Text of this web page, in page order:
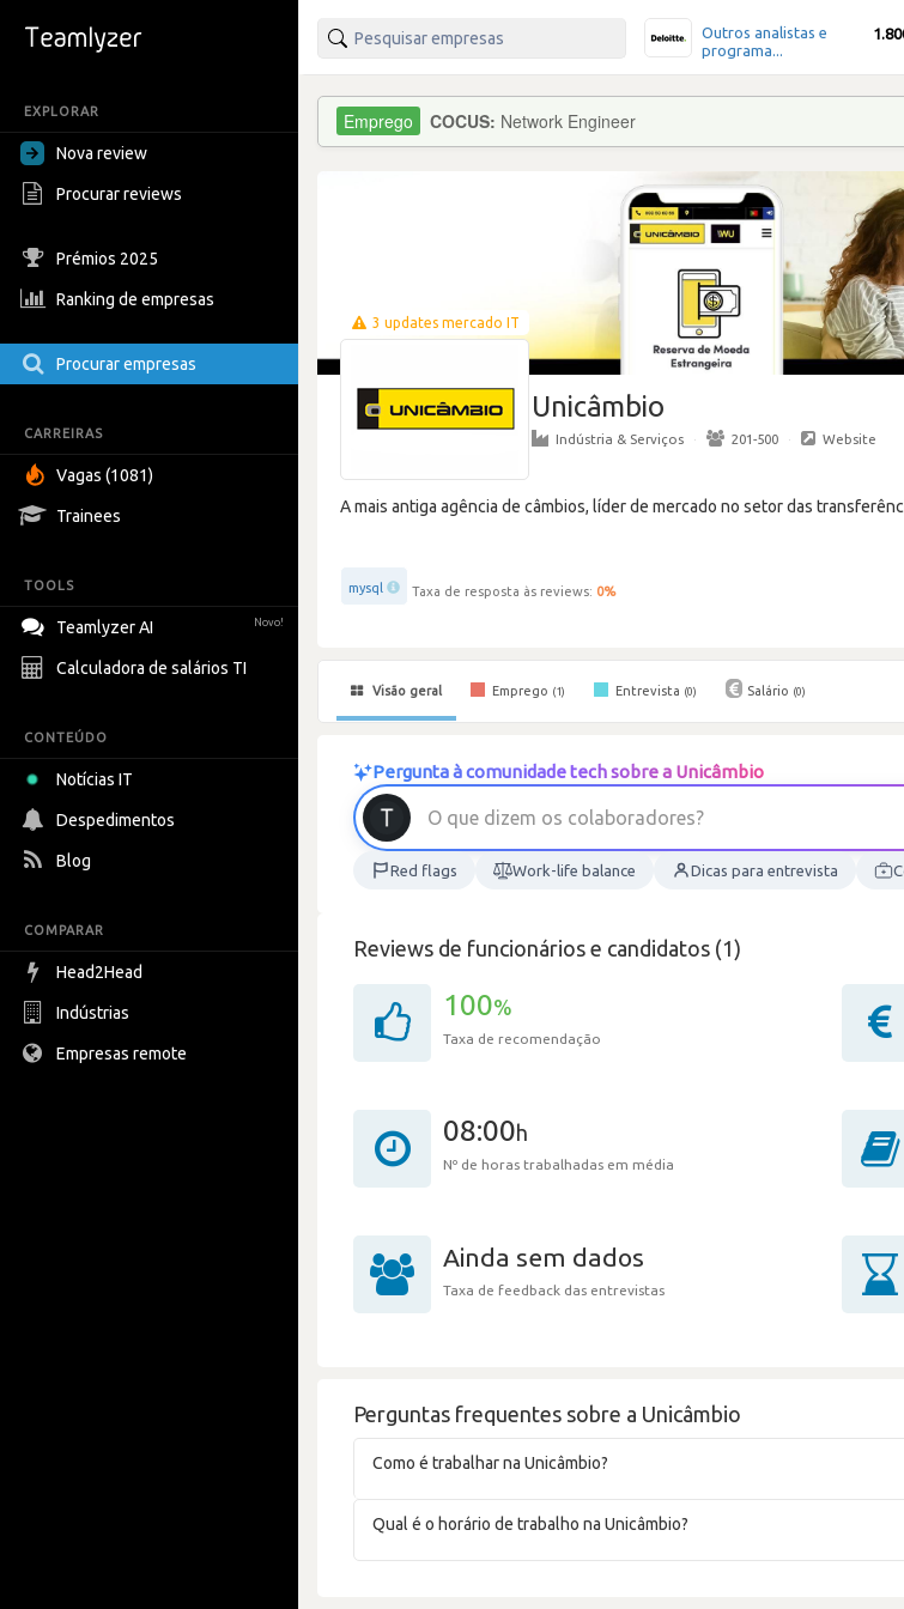
EXPLORAR
Nova review
Procurar reviews
Prémios 2025
Ranking de empresas
Procurar empresas
CARREIRAS
Vagas (1081)
Trainees
TOOLS
Teamlyzer AI Novo!
Calculadora de salários TI
CONTEÚDO
Notícias IT
Despedimentos
Blog
COMPARAR
Head2Head
Indústrias
Empresas remote
Outros analistas e
programa...
COCUS: Network Engineer
3 updates mercado IT
Unicâmbio
Indústria & Serviços · 201-500 · Website
A mais antiga agência de câmbios, líder de mercado no setor das
mysql Taxa de resposta às reviews: 0%
Visão geral Emprego (1) Entrevista (0) Salário (0)
Pergunta à comunidade tech sobre a Unicâmbio
O que d izem os colaborad ores?
Red flags Work-life balance Dicas para entrevista
Reviews de funcionários e candidatos (1)
100%
Taxa de recomendação
08:00h
Nº de horas trabalhadas em média
Ainda sem dados
Taxa de feedback das entrevistas
Perguntas frequentes sobre a Unicâmbio
Como é trabalhar na Unicâmbio?
Qual é o horário de trabalho na Unicâmbio?